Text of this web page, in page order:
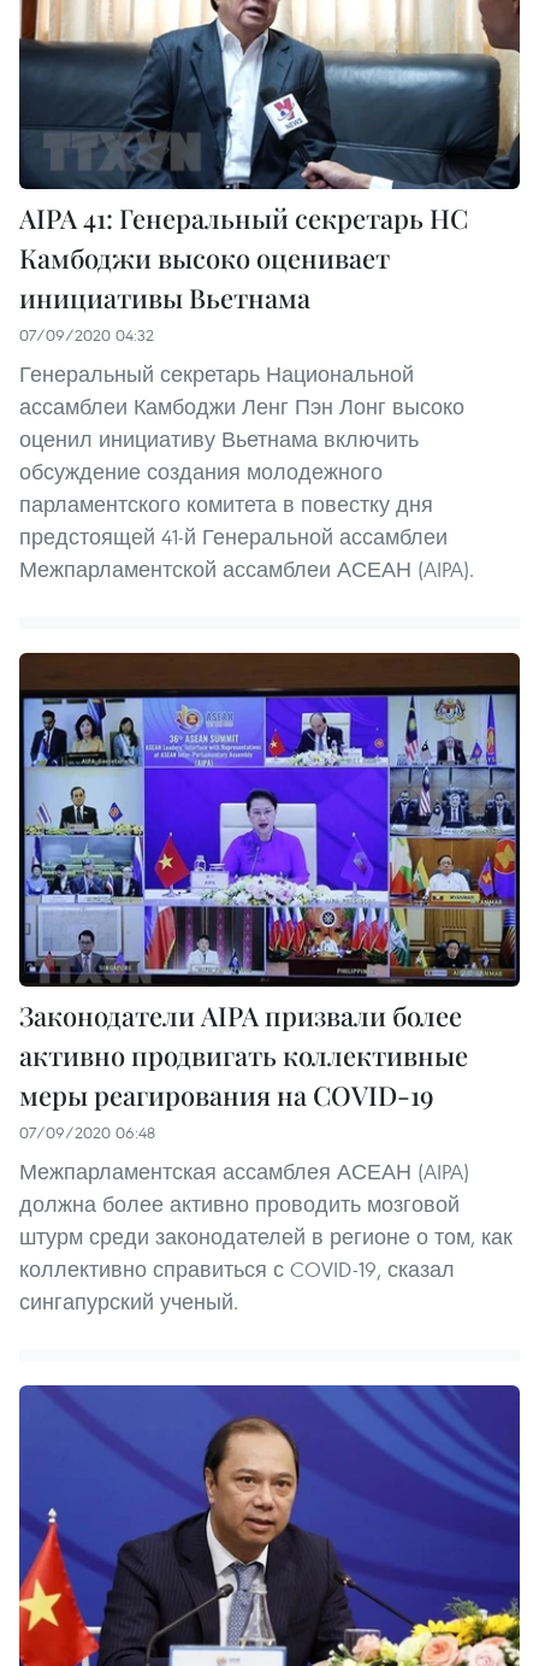
AIPA 41: Генеральный секретарь НС
Камбоджи высоко оценивает
инициативы Вьетнама
07/09/2020 04:32
Генеральный секретарь Национальной
ассамблеи Камбоджи Ленг Пэн Лонг высоко
оценил инициативу Вьетнама включить
обсуждение создания молодежного
парламентского комитета в повестку дня
предстоящей 41-й Генеральной ассамблеи
Межпарламентской ассамблеи АСЕАН (AIPA).
Законодатели AIPA призвали более
активно продвигать коллективные
меры реагирования на COVID-19
07/09/2020 06:48
Межпарламентская ассамблея АСЕАН (AIPA)
должна более активно проводить мозговой
штурм среди законодателей в регионе о том, как
коллективно справиться с COVID-19, сказал
сингапурский ученый.